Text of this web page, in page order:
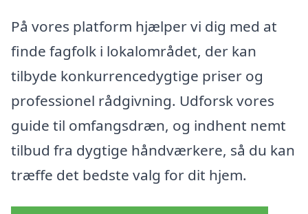
På vores platform hjælper vi dig med at
finde fagfolk i lokalområdet, der kan
tilbyde konkurrencedygtige priser og
professionel rådgivning. Udforsk vores
guide til omfangsdræn, og indhent nemt
tilbud fra dygtige håndværkere, så du kan
træffe det bedste valg for dit hjem.